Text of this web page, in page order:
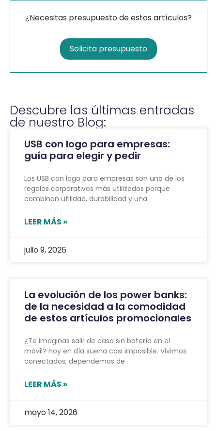
¿Necesitas presupuesto de estos artículos?
Solicita presupuesto
Descubre las últimas entradas
de nuestro Blog:
USB con logo para empresas:
guía para elegir y pedir
Los USB con logo para empresas son uno de los
regalos corporativos más utilizados porque
combinan utilidad, durabilidad y una
LEER MÁS »
julio 9, 2026
La evolución de los power banks:
de la necesidad a la comodidad
de estos artículos promocionales
¿Te imaginas salir de casa sin batería en el
móvil? Hoy en día suena casi imposible. Vivimos
conectados; dependemos de
LEER MÁS »
mayo 14, 2026